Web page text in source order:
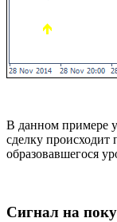
В данном примере
сделку происходит
образовавшегося
Сигнал на